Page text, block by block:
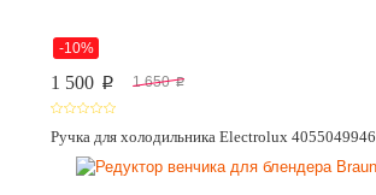
-10%
1 500 p 1 650 p
Ручка для холодильника Electrolux 4055049946